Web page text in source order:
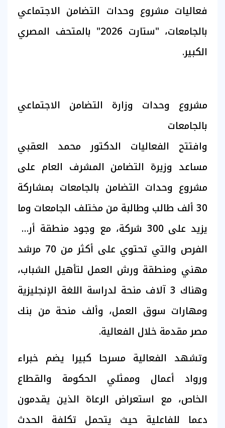
فعاليات مشروع وحدات التضامن الاجتماعي
بالجامعات، "ستارت 2026" بالمتحف المصري
الكبير.
مشروع وحدات وزارة التضامن الاجتماعي
بالجامعات
وافتتح الفعاليات الدكتور محمد العقبي
مساعد وزيرة التضامن المشرف العام على
مشروع وحدات التضامن بالجامعات بمشاركة
30 ألف طالب وطالبة من مختلف الجامعات وما
يزيد على 300 شركة، مع وجود منطقة أرض
الفرص والتي تحتوي على أكثر من 70 مرشد
مهني ومنطقة ورش العمل لتأهيل الشباب،
وهناك 3 آلاف منحة لدراسة اللغة الإنجليزية
ومهارات سوق العمل، وألف منحة من بنك
مصر مقدمة خلال الفعالية.
وتشهد الفعالية مسرحا كبيرا يضم خبراء
ورواد أعمال وممثلي الحكومة والقطاع
الخاص، مع استعراض الرعاة الذين يقدمون
دعما للفاعلية حيث يتحمل تكلفة الحدث